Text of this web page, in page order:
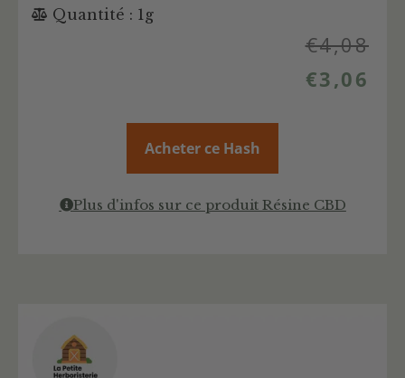
Quantité : 1g
€4,08
€3,06
Acheter ce Hash
Plus d'infos sur ce produit Résine CBD